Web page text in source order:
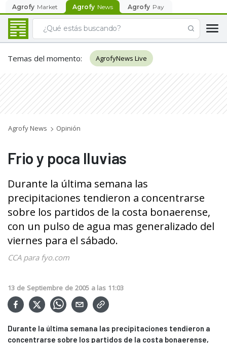
Agrofy Market Agrofy News Agrofy Pay
Temas del momento: AgrofyNews Live
Agrofy News Opinión
Frio y poca lluvias
Durante la última semana las
precipitaciones tendieron a concentrarse
sobre los partidos de la costa bonaerense,
con un pulso de agua mas generalizado del
viernes para el sábado.
CCA para fyo.com
13 de Septiembre de 2005 a las 11:03
Durante la última semana las precipitaciones tendieron a
concentrarse sobre los partidos de la costa bonaerense,